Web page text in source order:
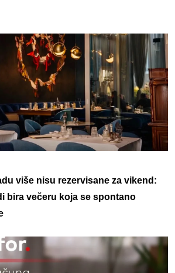
više nisu rezervisane za vikend:
bira večeru koja se spontano